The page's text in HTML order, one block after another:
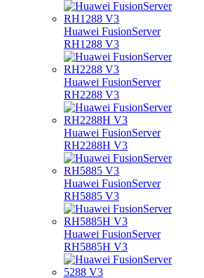
Huawei FusionServer
RH1288 V3
Huawei FusionServer
RH2288 V3
Huawei FusionServer
RH2288H V3
Huawei FusionServer
RH5885 V3
Huawei FusionServer
RH5885H V3